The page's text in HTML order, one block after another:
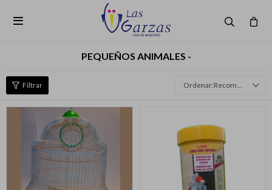

PEQUEÑOS ANIMALES -
Recomendados